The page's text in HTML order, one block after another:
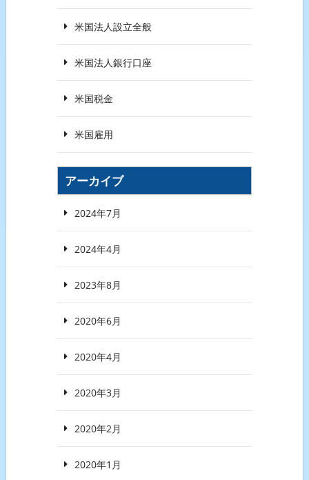
米国法人設立全般
米国法人銀行口座
米国税金
米国雇用
アーカイブ
2024年7月
2024年4月
2023年8月
2020年6月
2020年4月
2020年3月
2020年2月
2020年1月